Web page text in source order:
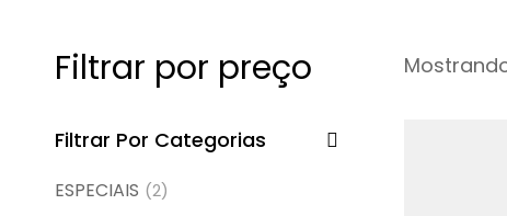
Filtrar por preço
Filtrar Por Categorias
ESPECIAIS (2)